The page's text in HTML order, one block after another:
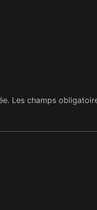
Les champs